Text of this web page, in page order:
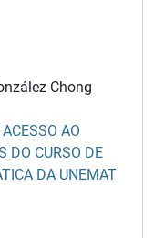
Chong
AO
DO CURSO DE
DA UNEMAT